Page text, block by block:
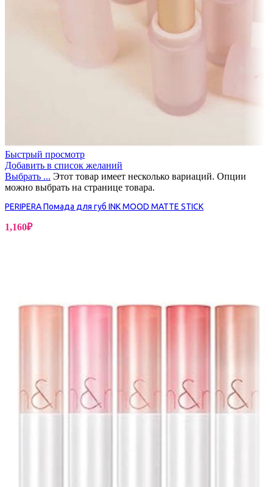
Быстрый просмотр
Добавить в список желаний
Выбрать ... Этот товар имеет несколько вариаций. Опции
можно выбрать на странице товара.
PERIPERA Помада для губ INK MOOD MATTE STICK
1,160₽